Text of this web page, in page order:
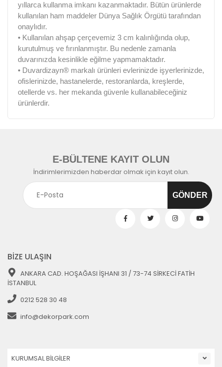
yıllarca kullanma imkanı kazanmaktadır. Bütün ürünlerde
kullanılan ham maddeler Dünya Sağlık Örgütü tarafından
onaylıdır.
• Kullanılan ahşap çerçevemiz 3 cm kalınlığında olup,
kurutulmuş ve fırınlanmıştır. Bu nedenle zamanla
duvarınızda kesinlikle eğilme yapmamaktadır.
• Duvardizayn® markalı ürünleri evlerinizde işyerlerinizde,
ofislerinizde, hastanelerde, restoranlarda, kreşlerde,
otellerde vs. her mekanda güvenle kullanabileceğiniz
ürünlerdir.
E-BÜLTENE KAYIT OLUN
İndirimlerimizden haberdar olmak için kayıt olun.
BİZE ULAŞIN
ANKARA CAD. HOŞAĞASI İŞHANI 31 / 73-74 SİRKECİ FATİH
İSTANBUL
0212 528 30 48
info@dekorpark.com
KURUMSAL BİLGİLER